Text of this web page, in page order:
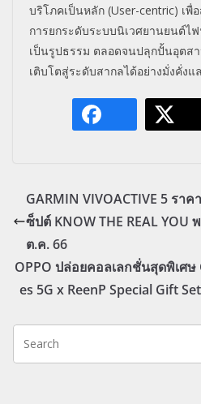
บริโภคเป็นหลัก (User-centric) เพื่
การยกระดับระบบนิเวศยานยนต์ไ
เป็นรูปธรรม ตลอดจนปลุกปั้นอุตส
เติบโตสู่ระดับสากลได้อย่างมั่งคั่งแ
GARMIN VIVOACTIVE 5 รา
ซ็ปต์ KNOW THE REAL YOU
ต.ค. 66
OPPO ปล่อยคอลเลกชั่นสุดพิเศษ
es 5G x ReenP Special Gift